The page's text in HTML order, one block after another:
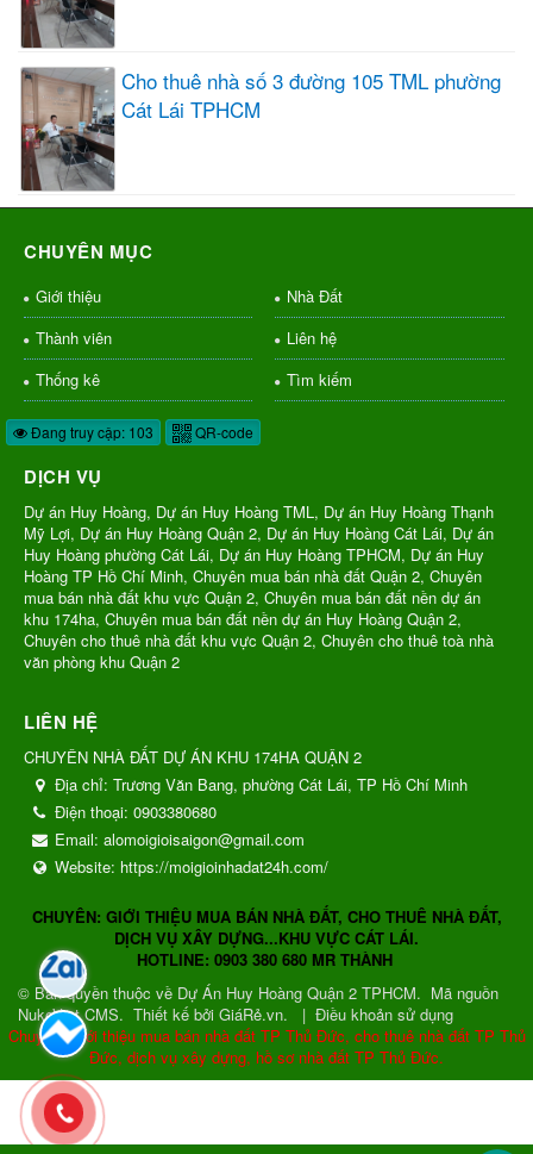
Cho thuê nhà số 3 đường 105 TML phường
Cát Lái TPHCM
CHUYÊN MỤC
Giới thiệu
Nhà Đất
Thành viên
Liên hệ
Thống kê
Tìm kiếm
Đang truy cập: 103 QR-code
DỊCH VỤ
Dự án Huy Hoàng, Dự án Huy Hoàng TML, Dự án Huy Hoàng Thạnh
Mỹ Lợi, Dự án Huy Hoàng Quận 2, Dự án Huy Hoàng Cát Lái, Dự án
Huy Hoàng phường Cát Lái, Dự án Huy Hoàng TPHCM, Dự án Huy
Hoàng TP Hồ Chí Minh, Chuyên mua bán nhà đất Quận 2, Chuyên
mua bán nhà đất khu vực Quận 2, Chuyên mua bán đất nền dự án
khu 174ha, Chuyên mua bán đất nền dự án Huy Hoàng Quận 2,
Chuyên cho thuê nhà đất khu vực Quận 2, Chuyên cho thuê toà nhà
văn phòng khu Quận 2
LIÊN HỆ
CHUYÊN NHÀ ĐẤT DỰ ÁN KHU 174HA QUẬN 2
Địa chỉ: Trương Văn Bang, phường Cát Lái, TP Hồ Chí Minh
Điện thoại: 0903380680
Email: alomoigioisaigon@gmail.com
Website: https://moigioinhadat24h.com/
CHUYÊN: GIỚI THIỆU MUA BÁN NHÀ ĐẤT, CHO THUÊ NHÀ ĐẤT,
DỊCH VỤ XÂY DỰNG...KHU VỰC CÁT LÁI.
HOTLINE: 0903 380 680 MR THÀNH
© Bản quyền thuộc về Dự Án Huy Hoàng Quận 2 TPHCM. Mã nguồn
NukeViet CMS. Thiết kế bởi GiáRẻ.vn. | Điều khoản sử dụng
Chuyên: Giới thiệu mua bán nhà đất TP Thủ Đức, cho thuê nhà đất TP Thủ
Đức, dịch vụ xây dựng, hồ sơ nhà đất TP Thủ Đức.